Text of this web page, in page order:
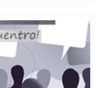
利福尼亚州的著
率，全美名列前
围，杰出的本科
全美50强公立综
百上千的海外学
上享有学术地